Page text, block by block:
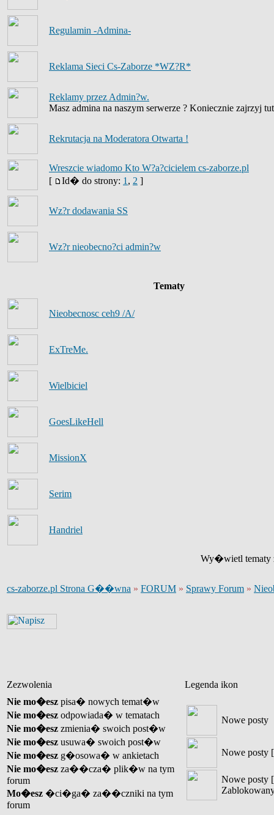
Regulamin -Admina-
Reklama Sieci Cs-Zaborze *WZ?R*
Reklamy przez Admin?w.
Masz admina na naszym serwerze ? Koniecznie zajrzyj
Rekrutacja na Moderatora Otwarta !
Wreszcie wiadomo Kto W?a?cicielem cs-zaborze.pl
[
Id� do strony: 1 , 2 ]
Wz?r dodawania SS
Wz?r nieobecno?ci admin?w
Tematy
Nieobecnosc ceh9 /A/
ExTreMe.
Wielbiciel
GoesLikeHell
MissionX
Serim
Handriel
Wy�wietl tematy
cs-zaborze.pl Strona G��wna » FORUM » Sprawy Forum »
Zezwolenia
Legenda ikon
Nie mo�esz pisa� nowych temat�w
Nie mo�esz odpowiada� w tematach
Nie mo�esz zmienia� swoich post�w
Nie mo�esz usuwa� swoich post�w
Nie mo�esz g�osowa� w ankietach
Nie mo�esz za��cza� plik�w na tym
forum
Mo�esz �ci�ga� za��czniki na tym
forum
Nowe posty
Nowe posty
Nowe posty [